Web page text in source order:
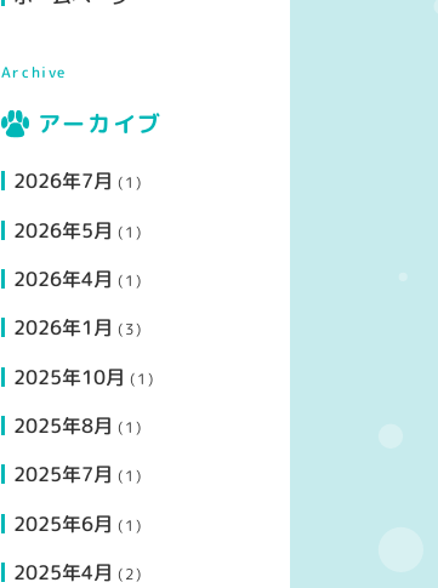
Archive
アーカイブ
2026年7月 (1)
2026年5月 (1)
2026年4月 (1)
2026年1月 (3)
2025年10月 (1)
2025年8月 (1)
2025年7月 (1)
2025年6月 (1)
2025年4月 (2)